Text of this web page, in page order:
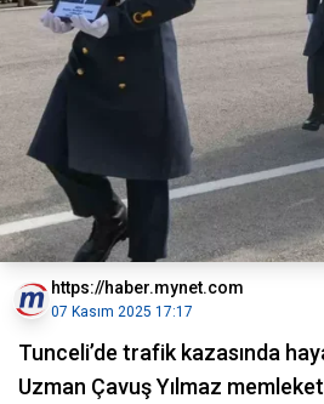
https://haber.mynet.com
07 Kasım 2025 17:17
Tunceli’de trafik kazasında
Uzman Çavuş Yılmaz